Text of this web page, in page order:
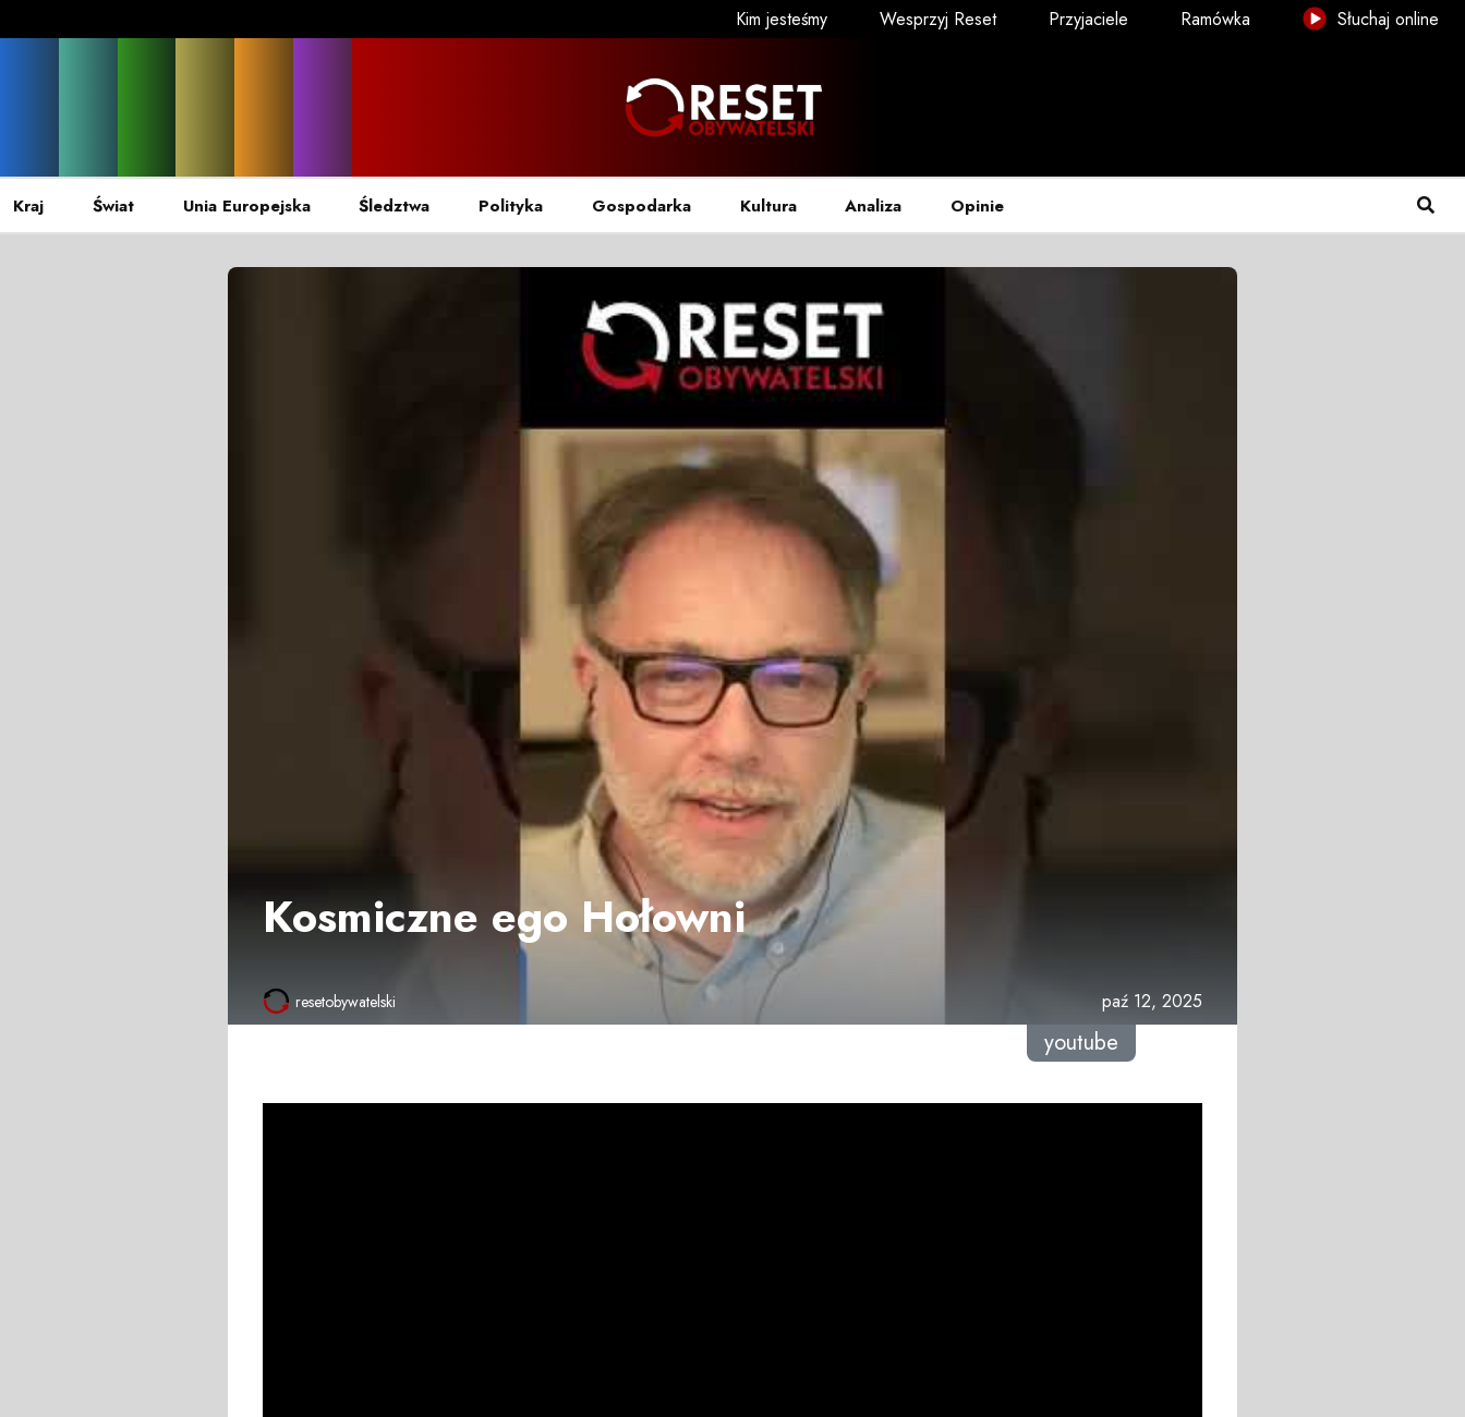
Kim jesteśmy Wesprzyj Reset Przyjaciele Ramówka Słuchaj online
Kraj Świat Unia Europejska Śledztwa Polityka Gospodarka Kultura Analiza Opinie
Kosmiczne ego Hołowni
resetobywatelski paź 12, 2025
youtube